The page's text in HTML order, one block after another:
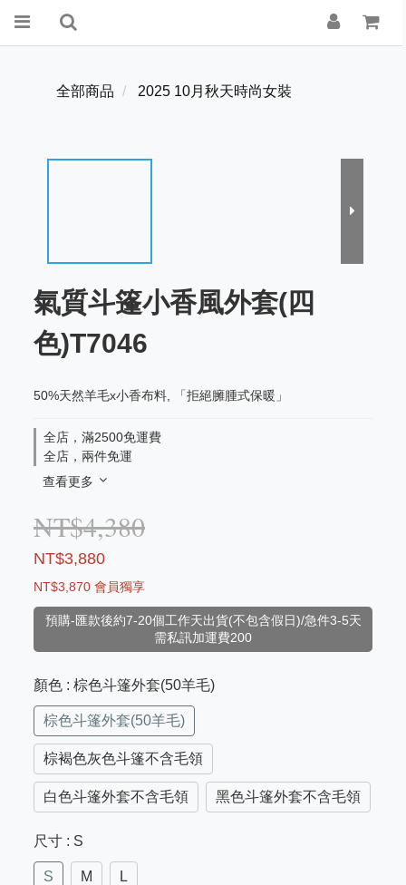
全部商品 2025 10月秋天時尚女裝
氣質斗篷小香風外套(四
色)T7046
50%天然羊毛x小香布料, 「拒絕臃腫式保暖」
全店，滿2500免運費
全店，兩件免運
查看更多
NT$4,380
NT$3,880
NT$3,870 會員獨享
預購-匯款後約7-20個工作天出貨(不包含假日)/急件3-5天
需私訊加運費200
顏色 : 棕色斗篷外套(50羊毛)
棕色斗篷外套(50羊毛)
棕褐色灰色斗篷不含毛領
白色斗篷外套不含毛領 黑色斗篷外套不含毛領
尺寸 : S
S M L